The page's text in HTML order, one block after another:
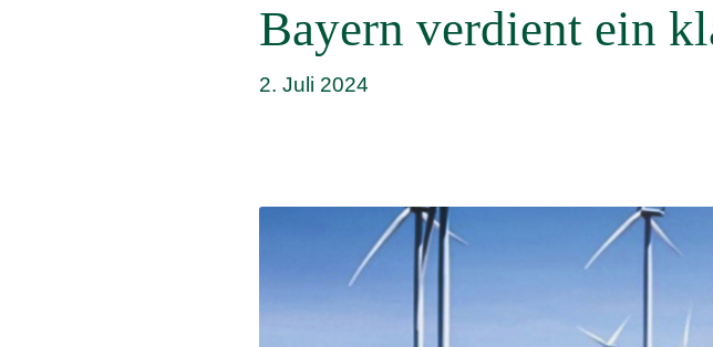
Bayern verdient ein
2. Juli 2024